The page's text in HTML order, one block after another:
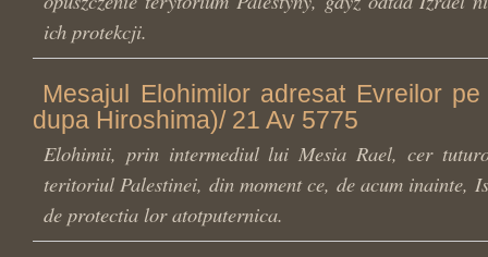
ich protekcji.
Mesajul Elohimilor adresat Evreilor
dupa Hiroshima)/ 21 Av 5775
Elohimii, prin intermediul lui Mesia Rael, cer
teritoriul Palestinei, din moment ce, de acum inainte,
de protectia lor atotputernica.